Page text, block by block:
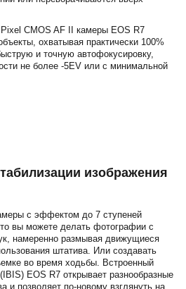
CMOS AF II камеры EOS R7
охватывая практически 100%
и точную автофокусировку,
не более -5EV или с минимальной
изображения
с эффектом до 7 ступеней
вы можете делать фотографии с
намеренно размывая движущиеся
штатива. Или создавать
во время ходьбы. Встроенный
EOS R7 открывает разнообразные
и позволяет по-новому взглянуть на